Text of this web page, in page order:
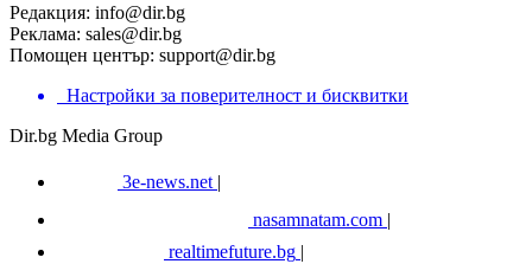
Редакция: info@dir.bg
Реклама: sales@dir.bg
Помощен център: support@dir.bg
Настройки за поверителност и бисквитки
Dir.bg Media Group
3e-news.net |
nasamnatam.com |
realtimefuture.bg |